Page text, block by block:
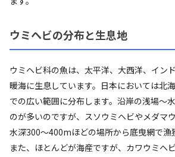
ウミヘビの分布と生息地
ウミヘビ科の魚は、太平洋、大西洋、イン
暖海に生息しています。日本においては北
での広い範囲に分布します。沿岸の浅場～
のが多いのですが、スソウミヘビやメダマ
水深300～400mほどの場所から底曳網で漁
また、ほとんどが海産ですが、カワウミヘ